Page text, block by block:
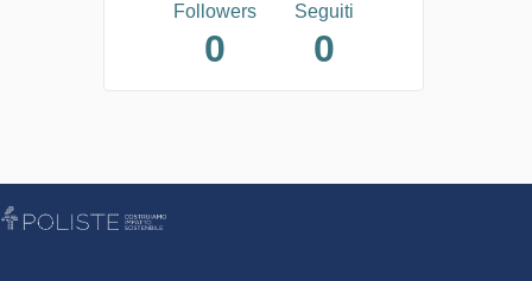
Followers
0
Seguiti
0